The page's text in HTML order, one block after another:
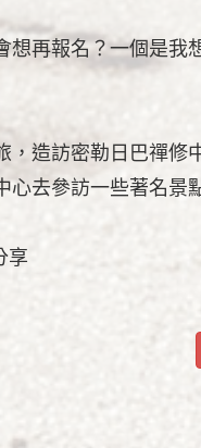
再報名？一個是
，造訪密勒日巴禪
去參訪一些著名景
享